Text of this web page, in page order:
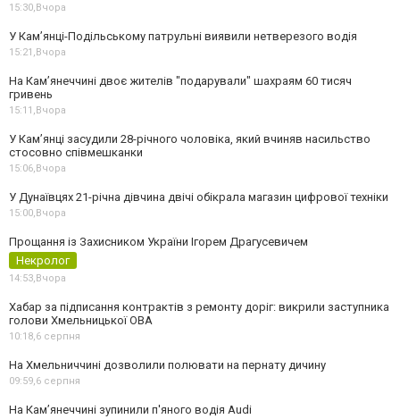
15:30, Вчора
У Кам’янці-Подільському патрульні виявили нетверезого водія
15:21, Вчора
На Камʼянеччині двоє жителів "подарували" шахраям 60 тисяч
гривень
15:11, Вчора
У Камʼянці засудили 28-річного чоловіка, який вчиняв насильство
стосовно співмешканки
15:06, Вчора
У Дунаївцях 21-річна дівчина двічі обікрала магазин цифрової техніки
15:00, Вчора
Прощання із Захисником України Ігорем Драгусевичем
Некролог
14:53, Вчора
Хабар за підписання контрактів з ремонту доріг: викрили заступника
голови Хмельницької ОВА
10:18,6 серпня
На Хмельниччині дозволили полювати на пернату дичину
09:59,6 серпня
На Камʼянеччині зупинили п'яного водія Audi